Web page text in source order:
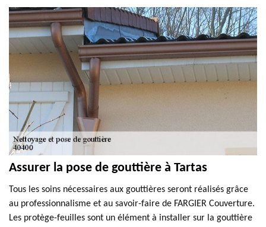
Assurer la pose de gouttière à Tartas
Tous les soins nécessaires aux gouttières seront réalisés grâce
au professionnalisme et au savoir-faire de FARGIER Couverture.
Les protège-feuilles sont un élément à installer sur la gouttière